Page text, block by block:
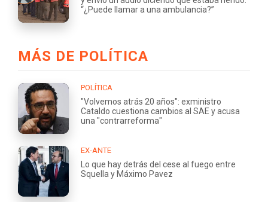
“¿Puede llamar a una ambulancia?”
MÁS DE POLÍTICA
POLÍTICA
"Volvemos atrás 20 años": exministro
Cataldo cuestiona cambios al SAE y acusa
una "contrarreforma"
EX-ANTE
Lo que hay detrás del cese al fuego entre
Squella y Máximo Pavez